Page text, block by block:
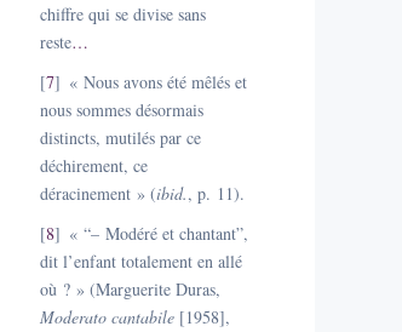
chiffre qui se divise sans
reste…
7
« Nous avons été mêlés et
nous sommes désormais
distincts, mutilés par ce
déchirement, ce
déracinement » (ibid., p. 11).
8
« “– Modéré et chantant”,
dit l’enfant totalement en allé
où ? » (Marguerite Duras,
Moderato cantabile[1958],